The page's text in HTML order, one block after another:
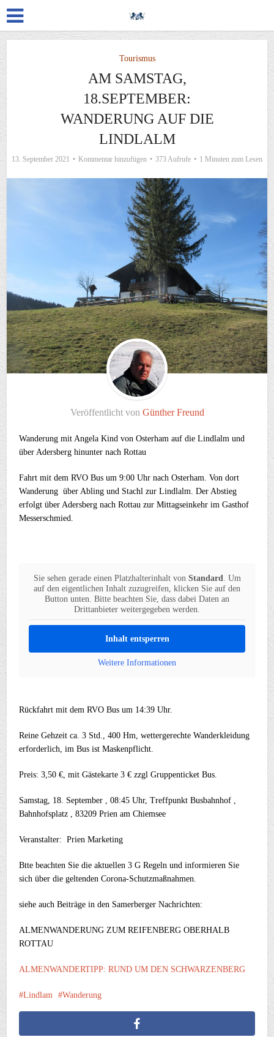
Tourismus
AM SAMSTAG,
18.SEPTEMBER:
WANDERUNG AUF DIE
LINDLALM
13. September 2021 Kommentar hinzufügen 373 Aufrufe 1 Minuten zum Lesen
Veröffentlicht von Günther Freund
Wanderung mit Angela Kind von Osterham auf die Lindlalm und
über Adersberg hinunter nach Rottau
Fahrt mit dem RVO Bus um 9:00 Uhr nach Osterham. Von dort
Wanderung über Abling und Stachl zur Lindlalm. Der Abstieg
erfolgt über Adersberg nach Rottau zur Mittagseinkehr im Gasthof
Messerschmied.
Sie sehen gerade einen Platzhalterinhalt von Standard. Um
auf den eigentlichen Inhalt zuzugreifen, klicken Sie auf den
Button unten. Bitte beachten Sie, dass dabei Daten an
Drittanbieter weitergegeben werden.
Inhalt entsperren
Weitere Informationen
Rückfahrt mit dem RVO Bus um 14:39 Uhr.
Reine Gehzeit ca. 3 Std., 400 Hm, wettergerechte Wanderkleidung
erforderlich, im Bus ist Maskenpflicht.
Preis: 3,50 €, mit Gästekarte 3 € zzgl Gruppenticket Bus.
Samstag, 18. September , 08:45 Uhr, Treffpunkt Busbahnhof ,
Bahnhofsplatz , 83209 Prien am Chiemsee
Veranstalter: Prien Marketing
Btte beachten Sie die aktuellen 3 G Regeln und informieren Sie
sich über die geltenden Corona-Schutzmaßnahmen.
siehe auch Beiträge in den Samerberger Nachrichten:
ALMENWANDERUNG ZUM REIFENBERG OBERHALB
ROTTAU
ALMENWANDERTIPP: RUND UM DEN SCHWARZENBERG
Lindlam Wanderung